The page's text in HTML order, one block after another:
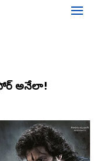
అనేలా!